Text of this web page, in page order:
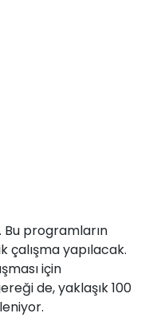
Bu programların
yapılacak.
için
de, yaklaşık 100